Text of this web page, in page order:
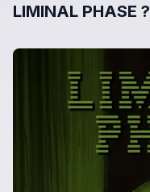
LIMINAL PHASE ?